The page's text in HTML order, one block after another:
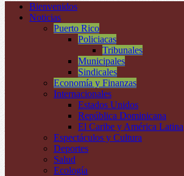
Bienvenidos
Noticias
Puerto Rico
Policiacas
Tribunales
Municipales
Sindicales
Economía y Finanzas
Internacionales
Estados Unidos
República Dominicana
El Caribe y América Latina
Espectáculos y Cultura
Deportes
Salud
Ecología